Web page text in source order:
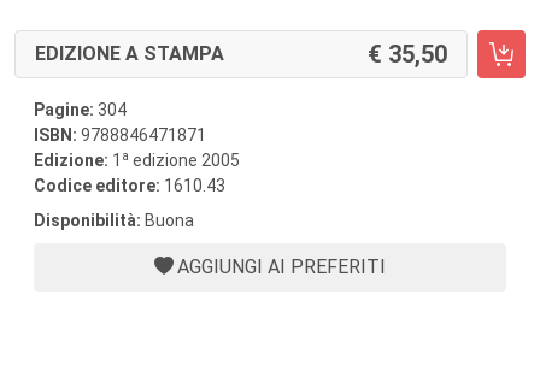
EDIZIONE A STAMPA 35,50
Pagine: 304
ISBN: 9788846471871
Edizione: 1 a edizione 2005
Codice editore: 1610.43
Disponibilità: Buona
AGGIUNGI AI PREFERITI